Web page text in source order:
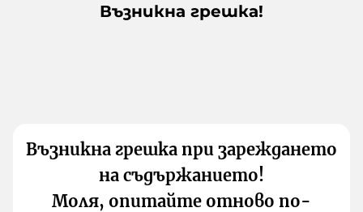
Възникна грешка!
Възникна грешка при зареждането
на съдържанието!
Моля, опитайте отново по-